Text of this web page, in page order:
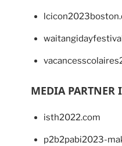
MEDIA PARTNER
isth2022.com
p2b2pabi2023-